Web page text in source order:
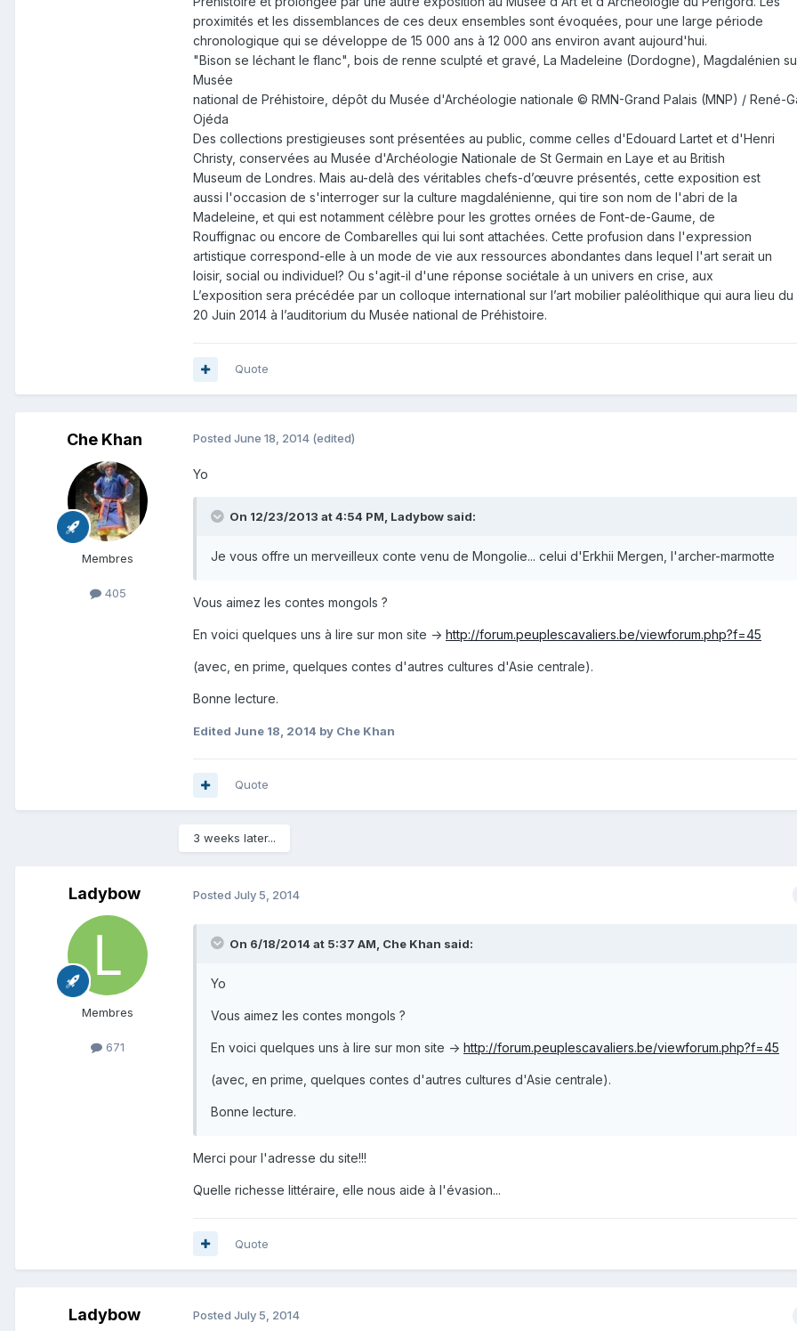
proximités et les dissemblances de ces deux ensembles sont évoquées, pour une large période
chronologique qui se développe de 15 000 ans à 12 000 ans environ avant aujourd'hui.
"Bison se léchant le flanc", bois de renne sculpté et gravé, La Madeleine (Dordogne), Magdalénien
Musée
national de Préhistoire, dépôt du Musée d'Archéologie nationale © RMN-Grand Palais (MNP) / René-
Ojéda
Des collections prestigieuses sont présentées au public, comme celles d'Edouard Lartet et d'Henri
Christy, conservées au Musée d'Archéologie Nationale de St Germain en Laye et au British
Museum de Londres. Mais au-delà des véritables chefs-d’œuvre présentés, cette exposition est
aussi l'occasion de s'interroger sur la culture magdalénienne, qui tire son nom de l'abri de la
Madeleine, et qui est notamment célèbre pour les grottes ornées de Font-de-Gaume, de
Rouffignac ou encore de Combarelles qui lui sont attachées. Cette profusion dans l'expression
artistique correspond-elle à un mode de vie aux ressources abondantes dans lequel l'art serait un
loisir, social ou individuel? Ou s'agit-il d'une réponse sociétale à un univers en crise, aux
L’exposition sera précédée par un colloque international sur l’art mobilier paléolithique qui aura lieu du
20 Juin 2014 à l’auditorium du Musée national de Préhistoire.
Quote
Che Khan
Membres
405
Posted June 18, 2014 (edited)
Yo
On 12/23/2013 at 4:54 PM, Ladybow said:
Je vous offre un merveilleux conte venu de Mongolie... celui d'Erkhii Mergen, l'archer-marmotte
Vous aimez les contes mongols ?
En voici quelques uns à lire sur mon site -> http://forum.peuplescavaliers.be/viewforum.php?f=45
(avec, en prime, quelques contes d'autres cultures d'Asie centrale).
Bonne lecture.
Edited June 18, 2014 by Che Khan
Quote
3 weeks later...
Ladybow
Membres
671
Posted July 5, 2014
On 6/18/2014 at 5:37 AM, Che Khan said:
Yo
Vous aimez les contes mongols ?
En voici quelques uns à lire sur mon site -> http://forum.peuplescavaliers.be/viewforum.php?f=45
(avec, en prime, quelques contes d'autres cultures d'Asie centrale).
Bonne lecture.
Merci pour l'adresse du site!!!
Quelle richesse littéraire, elle nous aide à l'évasion...
Quote
Ladybow Posted July 5, 2014